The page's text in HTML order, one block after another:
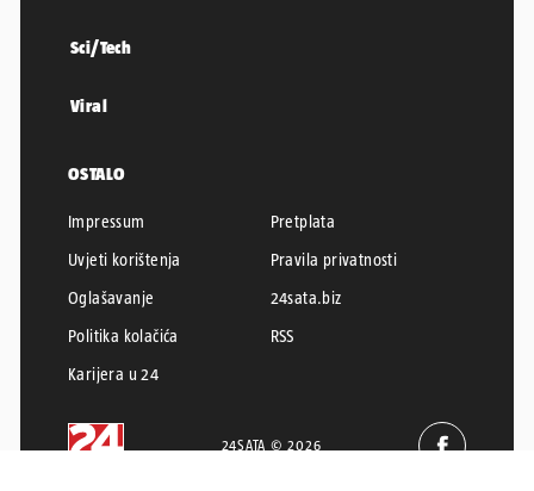
Sci/Tech
Viral
OSTALO
Impressum
Pretplata
Uvjeti korištenja
Pravila privatnosti
Oglašavanje
24sata.biz
Politika kolačića
RSS
Karijera u 24
24SATA © 2026